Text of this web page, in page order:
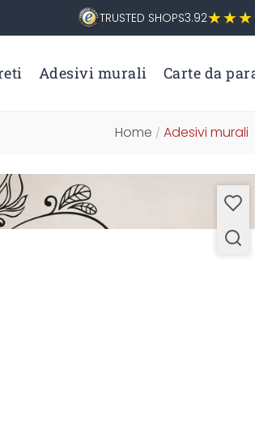
TRUSTED SHOPS3.92
Adesivi murali Carte da
Home / Adesivi murali